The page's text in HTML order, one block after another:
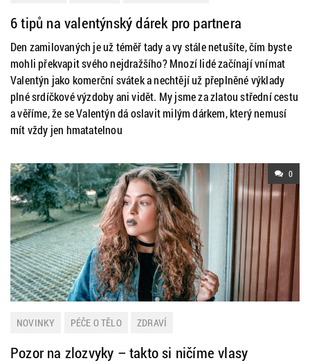
6 tipů na valentýnský dárek pro partnera
Den zamilovaných je už téměř tady a vy stále netušíte, čím byste
mohli překvapit svého nejdražšího? Mnozí lidé začínají vnímat
Valentýn jako komerční svátek a nechtějí už přeplněné výklady
plné srdíčkové výzdoby ani vidět. My jsme za zlatou střední cestu
a věříme, že se Valentýn dá oslavit milým dárkem, který nemusí
mít vždy jen hmatatelnou
0
NOVINKY PÉČE O TĚLO ZDRAVÍ
Pozor na zlozvyky – takto si ničíme vlasy